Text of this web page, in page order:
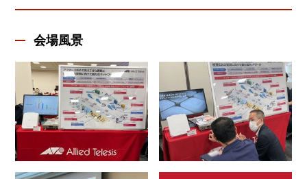
会場風景